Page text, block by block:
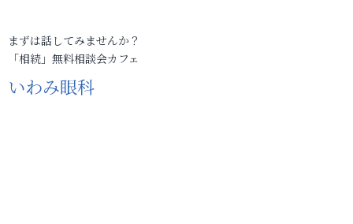
まずは話してみませんか？
「相続」無料相談会カフェ
いわみ眼科